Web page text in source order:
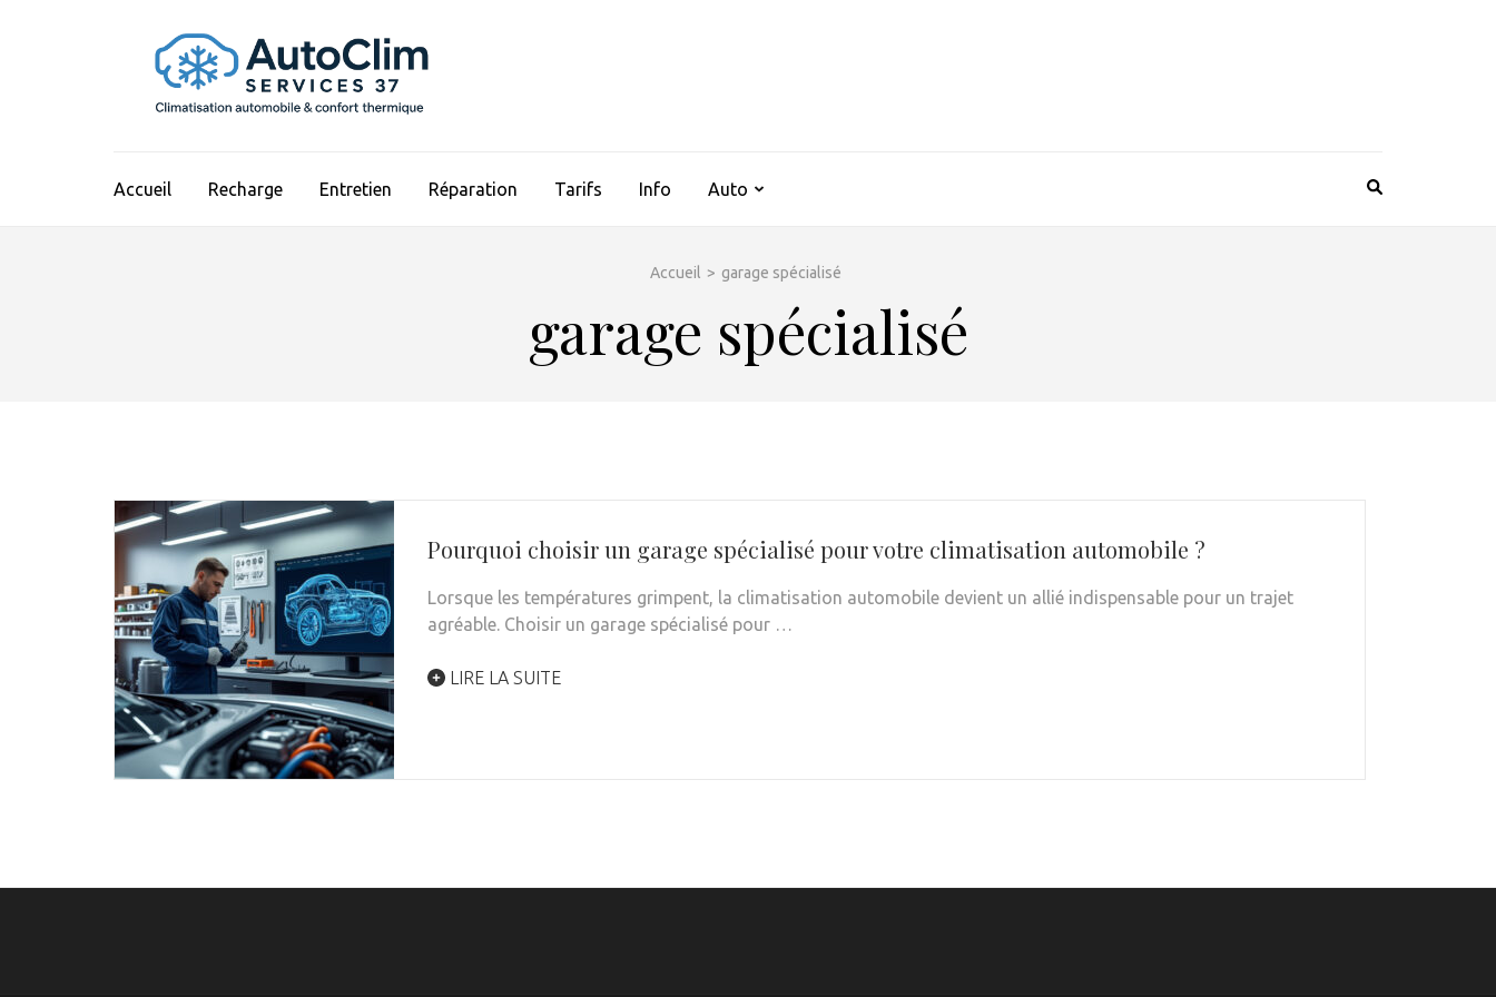
Accueil Recharge Entretien Réparation Tarifs Info Auto
Accueil > garage spécialisé
garage spécialisé
Pourquoi choisir un garage spécialisé pour votre climatisation automobile ?
Lorsque les températures grimpent, la climatisation automobile devient un allié indispensable pour un trajet
agréable. Choisir un garage spécialisé pour …
LIRE LA SUITE